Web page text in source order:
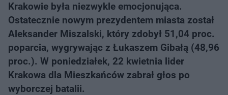
Krakowie była niezwykle emocjonująca.
Ostatecznie nowym prezydentem miasta został
Aleksander Miszalski, który zdobył 51,04 proc.
poparcia, wygrywając z Łukaszem Gibałą (48,96
proc.). W poniedziałek, 22 kwietnia lider
Krakowa dla Mieszkańców zabrał głos po
wyborczej batalii.